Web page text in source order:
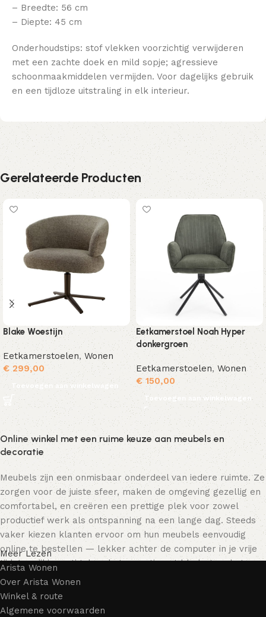
– Breedte: 56 cm
– Diepte: 45 cm
Onderhoudstips: stof vlekken voorzichtig verwijderen
met een zachte doek en mild sopje; agressieve
schoonmaakmiddelen vermijden. Voor dagelijks gebruik
en een tijdloze uitstraling in elk interieur.
Gerelateerde Producten
Blake Woestijn
Eetkamerstoelen, Wonen
€299,00
Toevoegen aan winkelwagen
Eetkamerstoel Noah Hyper
donkergroen
Eetkamerstoelen, Wonen
€150,00
Toevoegen aan winkelwagen
Online winkel met een ruime keuze aan meubels en
decoratie
Meubels zijn een onmisbaar onderdeel van iedere ruimte. Ze
zorgen voor de juiste sfeer, maken de omgeving gezellig en
comfortabel, en creëren een prettige plek voor zowel
productief werk als ontspanning na een lange dag. Steeds
vaker kiezen klanten ervoor om hun meubels eenvoudig
online te bestellen — lekker achter de computer in je vrije
tijd, terwijl je rustig door het assortiment bladert en het
meubelstuk kiest dat bij je past. Onze online winkel biedt
een uitgebreide catalogus met meubels voor zowel thuis als
kantoor.
Meer Lezen
Arista Wonen
Over Arista Wonen
Winkel & route
Algemene voorwaarden